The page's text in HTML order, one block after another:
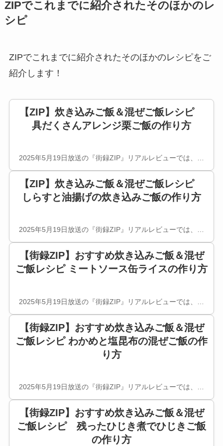
ZIPでこれまでに紹介されたそのほかのレ
シピ
ZIPでこれまでに紹介されたそのほかのレシピをご
紹介します！
【ZIP】炊き込みご飯＆混ぜご飯レシピ
具だくさんアレンジ栗ご飯の作り方
2025年5月19日放送の『街録ZIP』リアルレビューでは、…
【ZIP】炊き込みご飯＆混ぜご飯レシピ
しらすと油揚げの炊き込みご飯の作り方
2025年5月19日放送の『街録ZIP』リアルレビューでは、…
【街録ZIP】おすすめ炊き込みご飯＆混ぜ
ご飯レシピ ミートソース缶ライスの作り方
2025年5月19日放送の『街録ZIP』リアルレビューでは、…
【街録ZIP】おすすめ炊き込みご飯＆混ぜ
ご飯レシピ わかめと塩昆布の混ぜご飯の作
り方
2025年5月19日放送の『街録ZIP』リアルレビューでは、…
【街録ZIP】おすすめ炊き込みご飯＆混ぜ
ご飯レシピ 残ったひじき煮でひじきご飯
の作り方